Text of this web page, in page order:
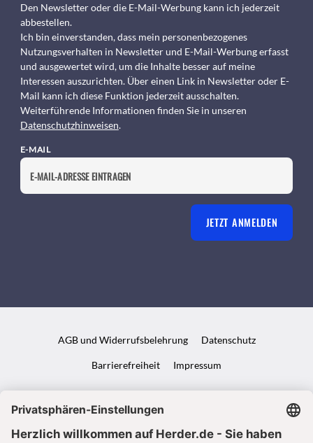
Den Newsletter oder die E-Mail-Werbung kann ich jederzeit
abbestellen.
Ich bin einverstanden, dass mein personenbezogenes
Nutzungsverhalten in Newsletter und E-Mail-Werbung erfasst
und ausgewertet wird, um die Inhalte besser auf meine
Interessen auszurichten. Über einen Link in Newsletter oder E-
Mail kann ich diese Funktion jederzeit ausschalten.
Weiterführende Informationen finden Sie in unseren
Datenschutzhinweisen.
E-MAIL
JETZT ANMELDEN
AGB und Widerrufsbelehrung Datenschutz
Barrierefreiheit Impressum
VERTRAG WIDERRUFEN